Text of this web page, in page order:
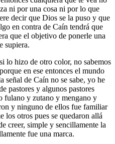
ni por una cosa ni por lo que
decir que Dios se la puso y que
en contra de Caín tendrá que
que el objetivo de ponerle una
supiera.
lo hizo de otro color, no sabemos
en ese entonces el mundo
señal de Caín no se sabe, yo he
pastores y algunos pastores
fulano y zutano y mengano y
y ninguno de ellos fue familiar
los otros pues se quedaron allá
creer, simple y sencillamente la
fue una marca.